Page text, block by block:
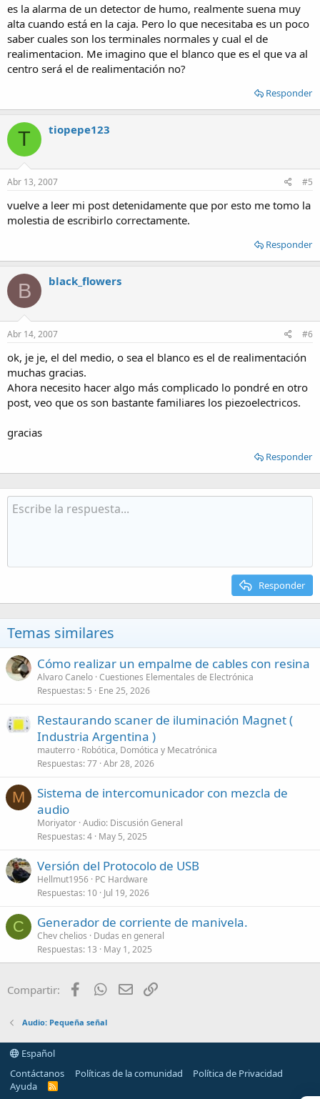
es la alarma de un detector de humo, realmente suena muy
alta cuando está en la caja. Pero lo que necesitaba es un poco
saber cuales son los terminales normales y cual el de
realimentacion. Me imagino que el blanco que es el que va al
centro será el de realimentación no?
Responder
T tiopepe123
Abr 13, 2007 #5
vuelve a leer mi post detenidamente que por esto me tomo la
molestia de escribirlo correctamente.
Responder
B black_flowers
Abr 14, 2007 #6
ok, je je, el del medio, o sea el blanco es el de realimentación
muchas gracias.
Ahora necesito hacer algo más complicado lo pondré en otro
post, veo que os son bastante familiares los piezoelectricos.
gracias
Responder
Responder
Temas similares
Cómo realizar un empalme de cables con resina
Alvaro Canelo Cuestiones Elementales de Electrónica
Respuestas 5 Ene 25, 2026
Restaurando scaner de iluminación Magnet (
Industria Argentina )
mauterro Robótica, Domótica y Mecatrónica
Respuestas 77 Abr 28, 2026
M
Sistema de intercomunicador con mezcla de
audio
Moriyator Audio: Discusión General
Respuestas 4 May 5, 2025
Versión del Protocolo de USB
Hellmut1956 PC Hardware
Respuestas 10 Jul 19, 2026
C Generador de corriente de manivela.
Chev chelios
Dudas en general
Respuestas 13 May 1, 2025
Compartir: FacebookWhatsApp
Email
Audio: Pequeña señal
Español
Contáctanos
Políticas de la comunidad
Política de Privacidad
Ayuda
R